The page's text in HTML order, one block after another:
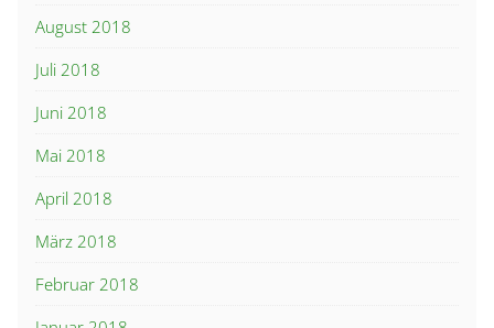
August 2018
Juli 2018
Juni 2018
Mai 2018
April 2018
März 2018
Februar 2018